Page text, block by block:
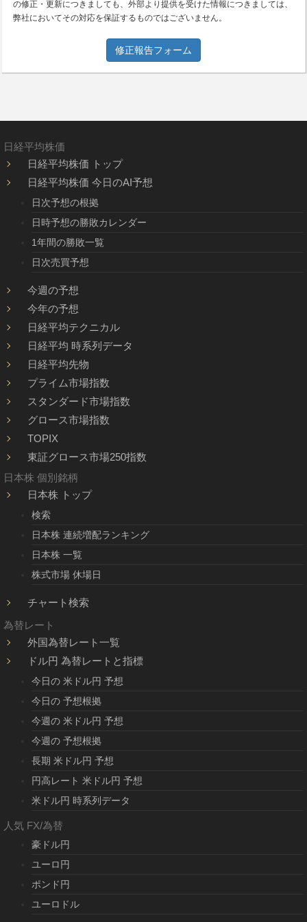
の修正・更新につきましても、外部より提供を受けた情報につきましては、
弊社においてその対応を保証するものではございません。
修正報告フォーム
日経平均株価
日経平均株価 トップ
日経平均株価 今日のAI予想
日次予想の根拠
日時予想の勝敗カレンダー
1年間の勝敗一覧
日次売買予想
今週の予想
今年の予想
日経平均テクニカル
日経平均 時系列データ
日経平均先物
プライム市場指数
スタンダード市場指数
グロース市場指数
TOPIX
東証グロース市場250指数
日本株 個別銘柄
日本株 トップ
検索
日本株 連続増配ランキング
日本株 一覧
株式市場 休場日
チャート検索
為替レート
外国為替レート一覧
ドル円 為替レートと指標
今日の 米ドル円 予想
今日の 予想根拠
今週の 米ドル円 予想
今週の 予想根拠
長期 米ドル円 予想
円高レート 米ドル円 予想
米ドル円 時系列データ
人気 FX/為替
豪ドル円
ユーロ円
ポンド円
ユーロドル